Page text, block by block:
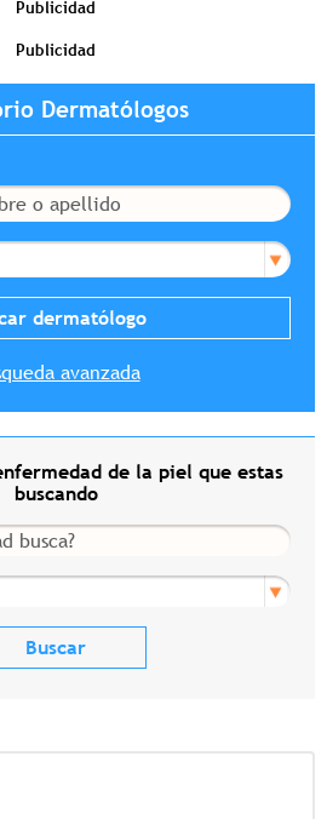
Publicidad
Publicidad
Dermatólogos
avanzada
de la piel que estas
buscando